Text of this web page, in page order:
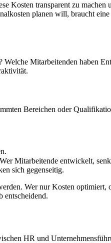
Kosten transparent zu
planen will, braucht
Welche Mitarbeitenden haben
Bereichen oder
Mitarbeitende entwickelt,
sich gegenseitig.
Wer nur Kosten
entscheidend.
HR und